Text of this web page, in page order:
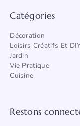
Catégories
Décoration
Loisirs Créatifs Et
Jardin
Vie Pratique
Cuisine
Restons